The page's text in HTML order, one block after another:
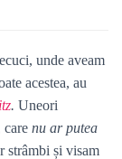
unde aveam
acestea, au
. Uneori
care nu ar putea
strâmbi și visam